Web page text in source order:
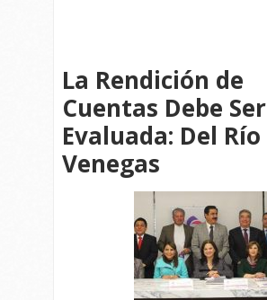
La Rendición de
Cuentas Debe Ser
Evaluada: Del Río
Venegas